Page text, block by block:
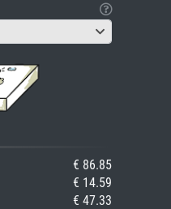
€ 86.85
€ 14.59
€ 47.33